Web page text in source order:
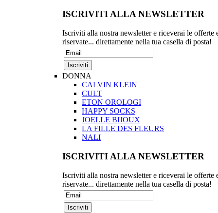
ISCRIVITI ALLA NEWSLETTER
Iscriviti alla nostra newsletter e riceverai le offerte
riservate... direttamente nella tua casella di posta!
DONNA
CALVIN KLEIN
CULT
ETON OROLOGI
HAPPY SOCKS
JOELLE BIJOUX
LA FILLE DES FLEURS
NALI
ISCRIVITI ALLA NEWSLETTER
Iscriviti alla nostra newsletter e riceverai le offerte
riservate... direttamente nella tua casella di posta!